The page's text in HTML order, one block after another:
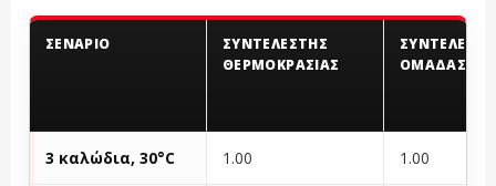
ΣΕΝΆΡΙΟ
ΣΥΝΤΕΛΕΣΤΉΣ
ΘΕΡΜΟΚΡΑΣΊΑΣ
ΟΜΆΔΑΣ
3 καλώδια, 30°C 1.00 1.00